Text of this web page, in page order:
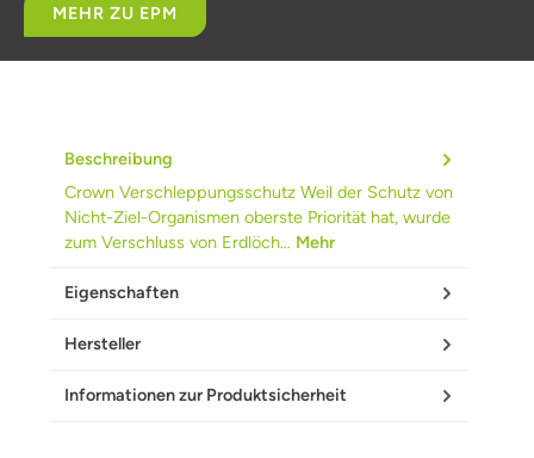
MEHR ZU EPM
Beschreibung
Crown Verschleppungsschutz Weil der Schutz von
Nicht-Ziel-Organismen oberste Priorität hat, wurde
zum Verschluss von Erdlöch… Mehr
Eigenschaften
Hersteller
Informationen zur Produktsicherheit